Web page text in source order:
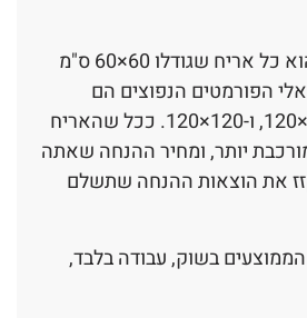
ריצוף גדול פורמט הוא כל אריח שגודלו 60×60 ס"מ
הפורמטים הנפוצים הם
60×60, 80×80, 60×120, ו-120×120. ככל שהאריח
יותר, ומחיר ההנחה שאתה
את הוצאות ההנחה שתשלם
בשוק, עבודה בלבד,